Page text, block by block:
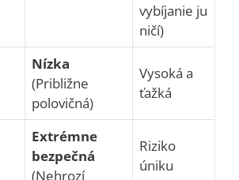
vybíjanie ju
ničí)
Nízka
(Približne
polovičná)
Vysoká a
ťažká
Extrémne
bezpečná
(Nehrozí
Riziko
úniku